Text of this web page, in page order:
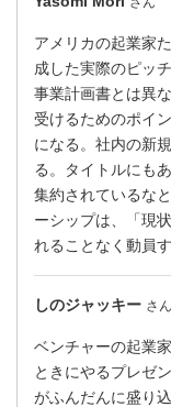
アメリカの起業家
成した実際のピッ
事業計画書とは異
受けるためのポイ
になる。社内の新
る。タイトルにも
集約されているな
ーシップは、「現
れることなく動員
しのジャッキー さん
ベンチャーの起業
ときにやるプレゼ
がふんだんに盛り